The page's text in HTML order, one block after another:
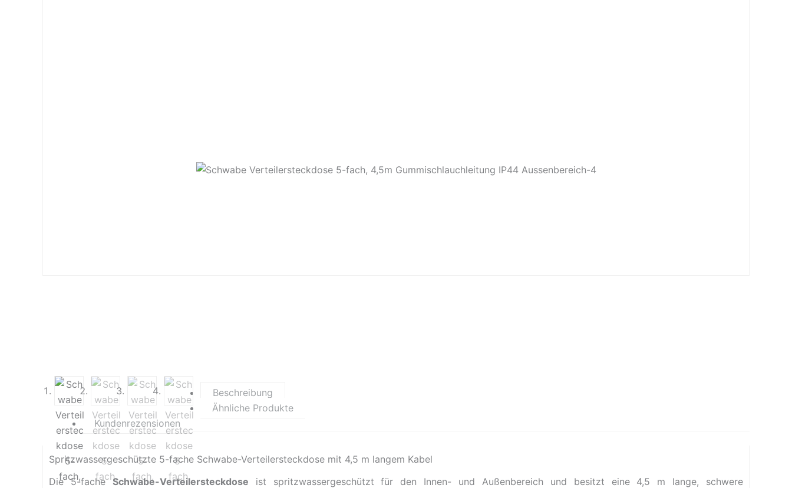
Beschreibung
Ähnliche Produkte
Kundenrezensionen
Spritzwassergeschützte 5-fache Schwabe-Verteilersteckdose mit 4,5 m langem Kabel
Die 5-facheSchwabe-Verteilersteckdose ist spritzwassergeschützt für den Innen- und Außenbereich und besitzt eine 4,5 m lange, schwere